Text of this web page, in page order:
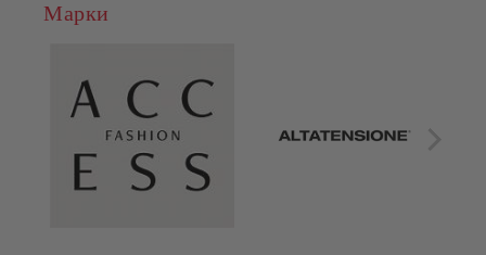
Марки